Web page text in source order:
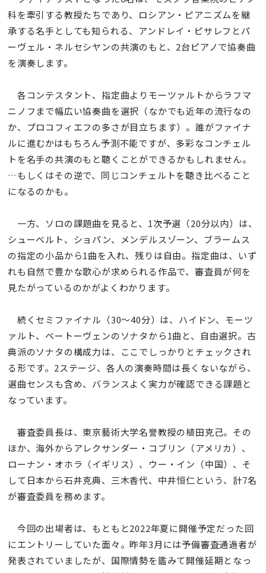
科を牽引する教授たちであり、ロシアン・ピアニズムを継
承する名手としても知られる、アンドレイ・ピサレフとパ
ーヴェル・ネルセシヤンの共演のもと、2台ピアノで協奏曲
を演奏します。
各コンテスタント、指定曲よりモーツァルトからラフマ
ニノフまで幅広い協奏曲を選択（なかでも近年の流行なの
か、プロコフィエフの多さが目立ちます）。誰がファイナ
ルに進むかはもちろん予測不能ですが、多彩なコンチェル
トを名手の共演のもと聴くことができるかもしれません。
…もしくはその逆で、同じコンチェルトを聴き比べること
になるのかも。
一方、ソロの課題曲を見ると、1次予選（20分以内）は、
シューベルト、ショパン、メンデルスゾーン、ブラームス
の指定の小品から1曲を入れ、残りは自由。指定曲は、いず
れも自然で豊かな歌心が求められる作品で、審査員が何を
見たがっているのかがよくわかります。
続くセミファイナル（30～40分）は、ハイドン、モーツ
ァルト、ベートーヴェンのソナタから1曲と、自由選択。古
典派のソナタの構成力は、ここでしっかりとチェックされ
る形です。2ステージ、各人の演奏時間は長くないながら、
選曲センスも含め、バランスよく実力が確認できる課題と
なっています。
審査委員長は、東京藝術大学名誉教授の植田克己。その
ほか、海外からアレクサンダー・コブリン（アメリカ）、
ローナン・オホラ（イギリス）、ウー・イン（中国）、そ
して日本から石井克典、三木香代、中井恒仁という、計7名
が審査委員を務めます。
今回の出場者は、もともと2022年夏に開催予定だった回
にエントリーしていた面々。昨年3月には予備審査通過者が
発表されていましたが、国際情勢を鑑みて開催延期となっ